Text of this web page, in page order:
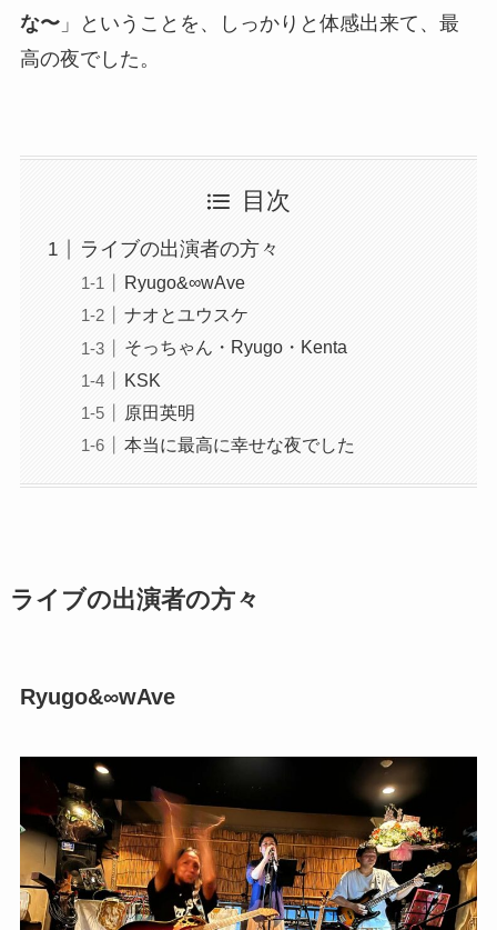
な〜」ということを、しっかりと体感出来て、最
高の夜でした。
目次
ライブの出演者の方々
Ryugo&∞wAve
ナオとユウスケ
そっちゃん・Ryugo・Kenta
KSK
原田英明
本当に最高に幸せな夜でした
ライブの出演者の方々
Ryugo&∞wAve